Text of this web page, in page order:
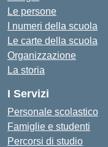
Le persone
I numeri della scuola
Le carte della scuola
Organizzazione
La storia
I Servizi
Personale scolastico
Famiglie e studenti
Percorsi di studio